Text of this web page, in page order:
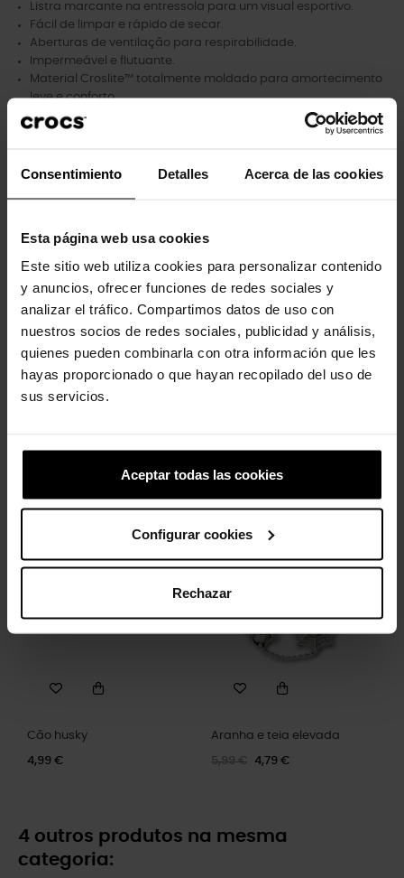
Consentimiento Detalles Acerca de las cookies
Esta página web usa cookies
Este sitio web utiliza cookies para personalizar contenido
y anuncios, ofrecer funciones de redes sociales y
analizar el tráfico. Compartimos datos de uso con
nuestros socios de redes sociales, publicidad y análisis,
quienes pueden combinarla con otra información que les
hayas proporcionado o que hayan recopilado del uso de
sus servicios.
Aceptar todas las cookies
Configurar cookies
Rechazar
Listra marcante na entressola para um visual esportivo.
Fácil de limpar e rápido de secar.
Aberturas de ventilação para respirabilidade.
Impermeável e flutuante.
Material Croslite™ totalmente moldado para amortecimento
leve e conforto.
Tira giratória no calcanhar para um ajuste mais seguro.
Personalizável com pingentes Jibbitz™.
Clientes que compraram este
produto também compraram:
-20%
Minnie Mouse Disney
4,99 € 3,99 €
-20%
Rosto do Ursinho Pooh
4,99 € 3,99 €
Cão husky
4,99 €
-20%
Aranha e teia elevada
5,99 € 4,79 €
4 outros produtos na mesma
categoria: